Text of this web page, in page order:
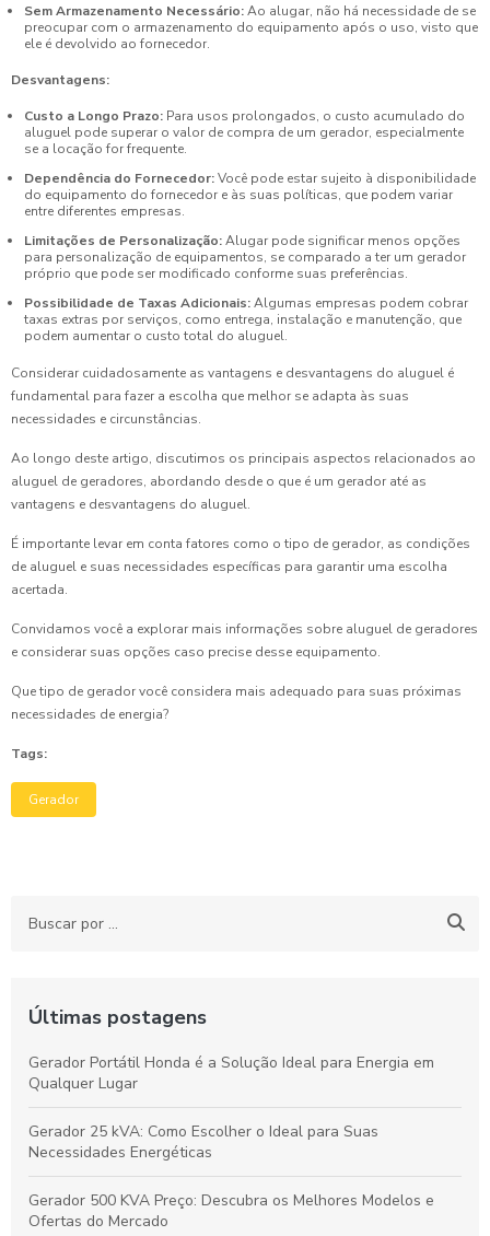
Sem Armazenamento Necessário:Ao alugar, não há necessidade de se
preocupar com o armazenamento do equipamento após o uso, visto que
ele é devolvido ao fornecedor.
Desvantagens:
Custo a Longo Prazo: Para usos prolongados, o custo acumulado do
aluguel pode superar o valor de compra de um gerador, especialmente
se a locação for frequente.
Dependência do Fornecedor:Você pode estar sujeito à disponibilidade
do equipamento do fornecedor e às suas políticas, que podem variar
entre diferentes empresas.
Limitações de Personalização:Alugar pode significar menos opções
para personalização de equipamentos, se comparado a ter um gerador
próprio que pode ser modificado conforme suas preferências.
Possibilidade de Taxas Adicionais:Algumas empresas podem cobrar
taxas extras por serviços, como entrega, instalação e manutenção, que
podem aumentar o custo total do aluguel.
Considerar cuidadosamente as vantagens e desvantagens do aluguel é
fundamental para fazer a escolha que melhor se adapta às suas
necessidades e circunstâncias.
Ao longo deste artigo, discutimos os principais aspectos relacionados ao
aluguel de geradores, abordando desde o que é um gerador até as
vantagens e desvantagens do aluguel.
É importante levar em conta fatores como o tipo de gerador, as condições
de aluguel e suas necessidades específicas para garantir uma escolha
acertada.
Convidamos você a explorar mais informações sobre aluguel de geradores
e considerar suas opções caso precise desse equipamento.
Que tipo de gerador você considera mais adequado para suas próximas
necessidades de energia?
Tags:
Gerador
Últimas postagens
Gerador Portátil Honda é a Solução Ideal para Energia em
Qualquer Lugar
Gerador 25 kVA: Como Escolher o Ideal para Suas
Necessidades Energéticas
Gerador 500 KVA Preço: Descubra os Melhores Modelos e
Ofertas do Mercado